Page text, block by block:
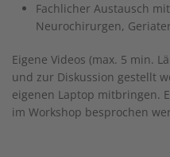
Fachlicher Austausch
Neurochirurgen,
Eigene Videos (max. 5 min.
und zur Diskussion gestellt
eigenen Laptop mitbringen.
im Workshop besprochen